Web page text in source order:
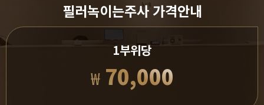
필러녹이는주사 가격안내
1부위당
₩70,000